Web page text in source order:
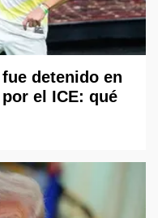
detenido en
el ICE: qué